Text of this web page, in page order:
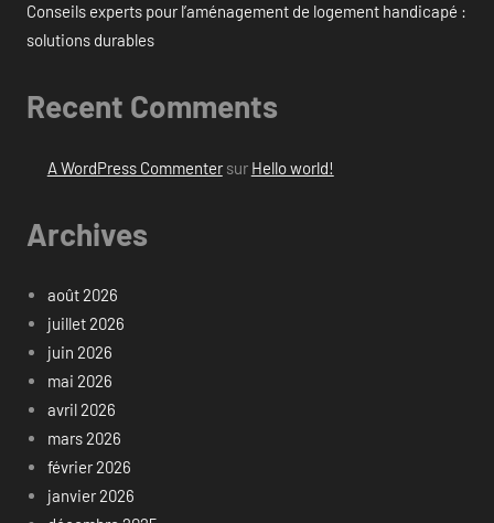
Conseils experts pour l’aménagement de logement handicapé :
solutions durables
Recent Comments
A WordPress Commentersur Hello world!
Archives
août 2026
juillet 2026
juin 2026
mai 2026
avril 2026
mars 2026
février 2026
janvier 2026